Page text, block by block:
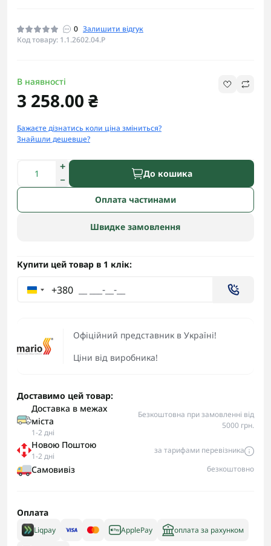
0 Залишити відгук
Код товару: 1.1.2602.04.P
Офіційний представник в Україні!
Ціни від виробника!
В наявності
3 258.00 ₴
Бажаєте дізнатись коли ціна зміниться?
Знайшли дешевше?
До кошика
Оплата частинами
Швидке замовлення
Купити цей товар в 1 клік:
+380
Доставимо цей товар:
Доставка в межах
міста
1-2 дні
Безкоштовна при замовленні від
5000 грн.
Новою Поштою
1-2 дні
за тарифами перевізника
Самовивіз безкоштовно
Оплата
Liqpay ApplePay оплата за рахунком